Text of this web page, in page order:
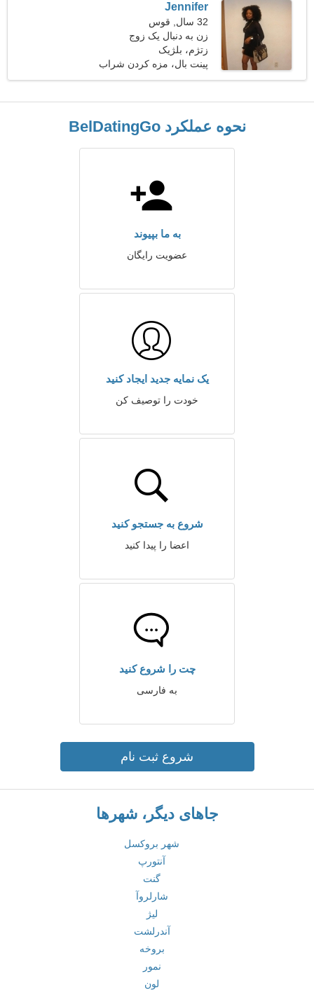
Jennifer
32 سال, قوس
زن به دنبال یک زوج
زتژم، بلژیک
پینت بال، مزه کردن شراب
نحوه عملکرد BelDatingGo
به ما بپیوند
عضویت رایگان
یک نمایه جدید ایجاد کنید
خودت را توصیف کن
شروع به جستجو کنید
اعضا را پیدا کنید
چت را شروع کنید
به فارسی
شروع ثبت نام
جاهای دیگر، شهرها
شهر بروکسل
آنتورپ
گنت
شارلروآ
لیژ
آندرلشت
بروخه
نمور
لون